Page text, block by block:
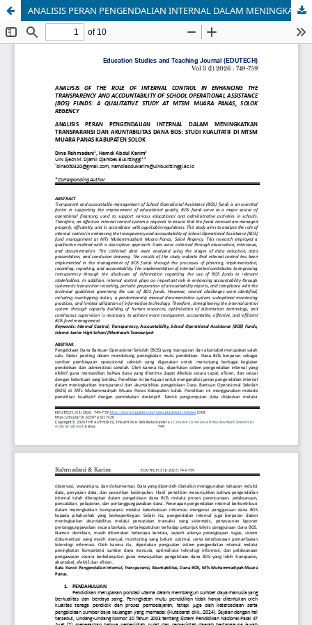
ANALISIS PERAN PENGENDALIAN INTERNAL DALAM MENINGKATKAN TRANSPARANSI DAN AKUNTABILITAS DANA BOS: STUDI KUALITATIF DI MTSM MUARA PANAS KABUPATEN SOLOK